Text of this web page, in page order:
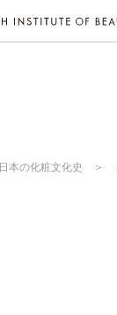
日本の化粧文化史